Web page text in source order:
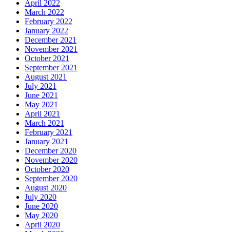
April 2022
March 2022
February 2022
January 2022
December 2021
November 2021
October 2021
September 2021
August 2021
July 2021
June 2021
May 2021
April 2021
March 2021
February 2021
January 2021
December 2020
November 2020
October 2020
September 2020
August 2020
July 2020
June 2020
May 2020
April 2020